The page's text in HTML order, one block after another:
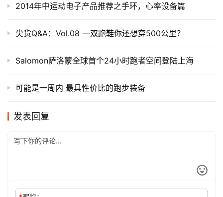
2014年中运动电子产品推荐之手环，心率设备篇
尖货Q&A：Vol.08 一双跑鞋你还想穿500公里？
Salomon萨洛蒙全球首个24小时跑者空间登陆上海
可能是一周内 最具性价比的跑步装备
发表回复